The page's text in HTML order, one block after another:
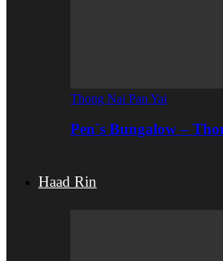
Thong Nai Pan Yai
Pen`s Bungalow –
Haad Rin